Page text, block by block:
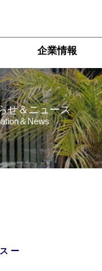
せ＆ニュース
＆News
企業情報
ー